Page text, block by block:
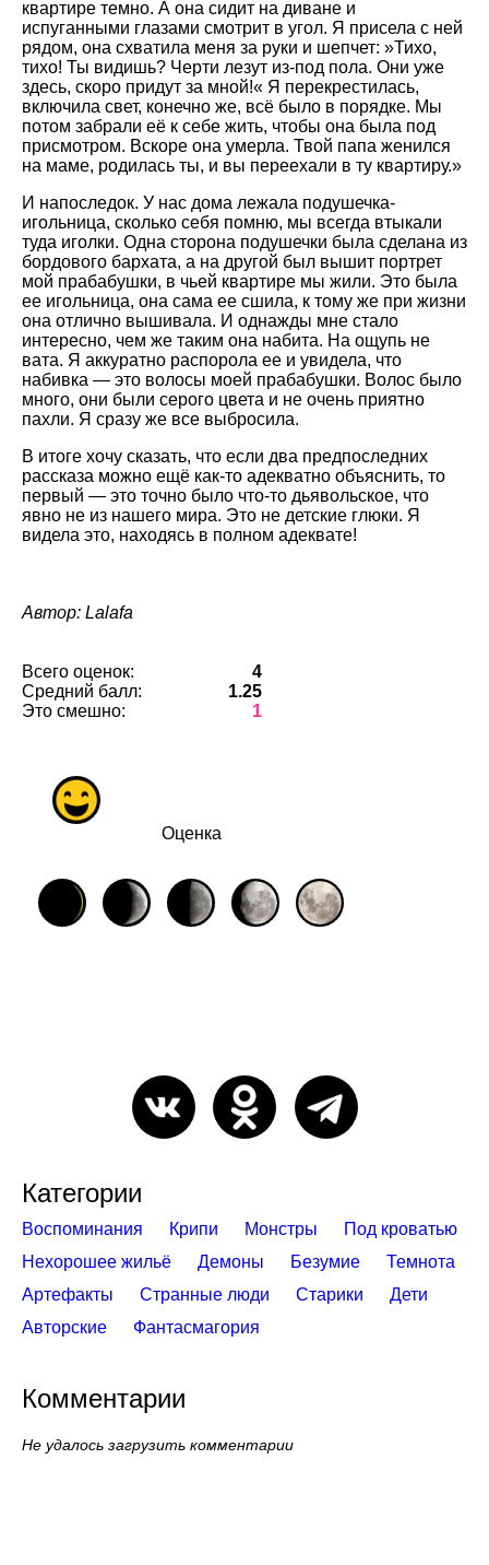
квартире темно. А она сидит на диване и
испуганными глазами смотрит в угол. Я присела с ней
рядом, она схватила меня за руки и шепчет: »Тихо,
тихо! Ты видишь? Черти лезут из-под пола. Они уже
здесь, скоро придут за мной!« Я перекрестилась,
включила свет, конечно же, всё было в порядке. Мы
потом забрали её к себе жить, чтобы она была под
присмотром. Вскоре она умерла. Твой папа женился
на маме, родилась ты, и вы переехали в ту квартиру.»
И напоследок. У нас дома лежала подушечка-
игольница, сколько себя помню, мы всегда втыкали
туда иголки. Одна сторона подушечки была сделана из
бордового бархата, а на другой был вышит портрет
мой прабабушки, в чьей квартире мы жили. Это была
ее игольница, она сама ее сшила, к тому же при жизни
она отлично вышивала. И однажды мне стало
интересно, чем же таким она набита. На ощупь не
вата. Я аккуратно распорола ее и увидела, что
набивка — это волосы моей прабабушки. Волос было
много, они были серого цвета и не очень приятно
пахли. Я сразу же все выбросила.
В итоге хочу сказать, что если два предпоследних
рассказа можно ещё как-то адекватно объяснить, то
первый — это точно было что-то дьявольское, что
явно не из нашего мира. Это не детские глюки. Я
видела это, находясь в полном адеквате!
Автор: Lalafa
Всего оценок:
4
Средний балл:
1.25
Это смешно:
1
Оценка
Категории
Воспоминания Крипи Монстры
Под кроватью
Нехорошее жильё
Демоны Безумие
Темнота
Артефакты
Странные люди Старики
Дети
Авторские
Фантасмагория
Комментарии
Не удалось загрузить комментарии